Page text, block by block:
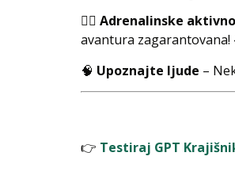
🏄‍♂️ Adrenalinske
avantura zagarantovana!
🧠 Upoznajte ljude –
👉 Testiraj GPT